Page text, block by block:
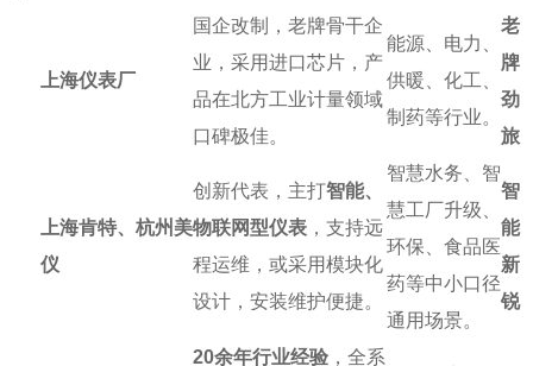
上海仪表厂
国企改制，老牌骨干企
业，采用进口芯片，产
品在北方工业计量领域
口碑极佳。
能源、电力、
供暖、化工、
制药等行业。
老
牌
劲
旅
上海肯特、杭州美
仪
创新代表，主打智能、
物联网型仪表 ，支持远
程运维，或采用模块化
设计，安装维护便捷。
智慧水务、智
慧工厂升级、
环保、食品医
药等中小口径
通用场景。
智
能
新
锐
20余年行业经验 ，全系